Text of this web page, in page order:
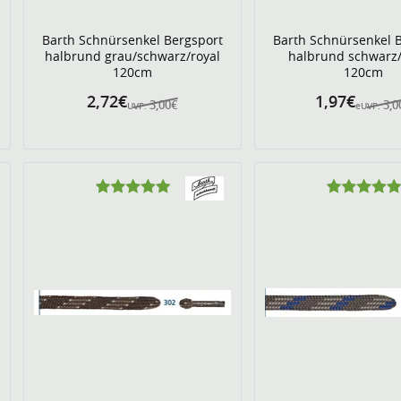
Barth Schnürsenkel Bergsport
halbrund grau/schwarz/royal
120cm
UVP: 3,00€
2,72€
Barth Schnürsenkel
halbrund
120cm
eUVP:
1,97€